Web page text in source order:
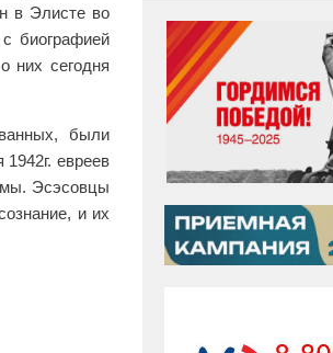
в Элисте во
биографией
них сегодня
были
евреев
Эсэсовцы
и их